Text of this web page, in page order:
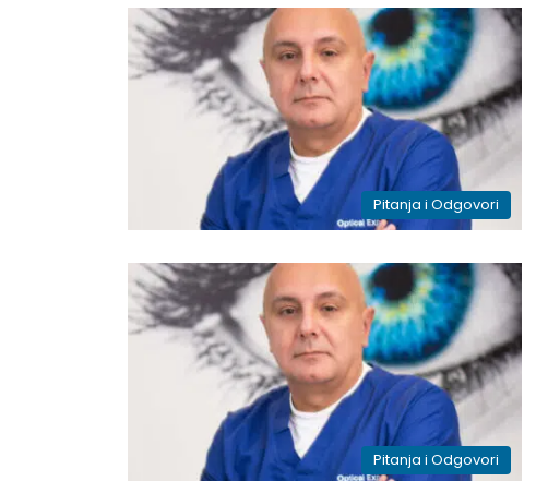
Pitanja i Odgovori
Pitanja i Odgovori